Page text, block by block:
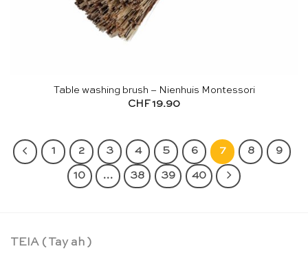
Table washing brush – Nienhuis Montessori
CHF19.90
1 2 3 4 5 6 7 8 9
10 … 38 39 40
TEIA ( Tay ah )